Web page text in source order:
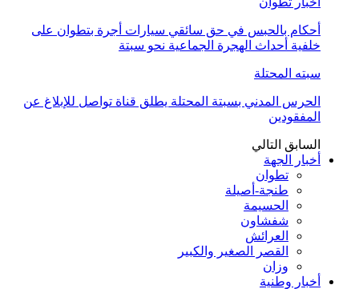
أحكام بالحبس في حق سائقي سيارات أجرة بتطوان على
خلفية أحداث الهجرة الجماعية نحو سبتة
سبته المحتلة
الحرس المدني بسبتة المحتلة يطلق قناة تواصل للإبلاغ عن
المفقودين
السابق التالي
أخبار الجهة
تطوان
طنجة-أصيلة
الحسيمة
شفشاون
العرائش
القصر الصغير والكبير
وزان
أخبار وطنية